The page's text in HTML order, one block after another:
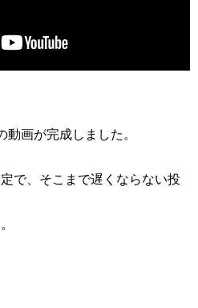
画が完成しました。
で、そこまで遅くならない投